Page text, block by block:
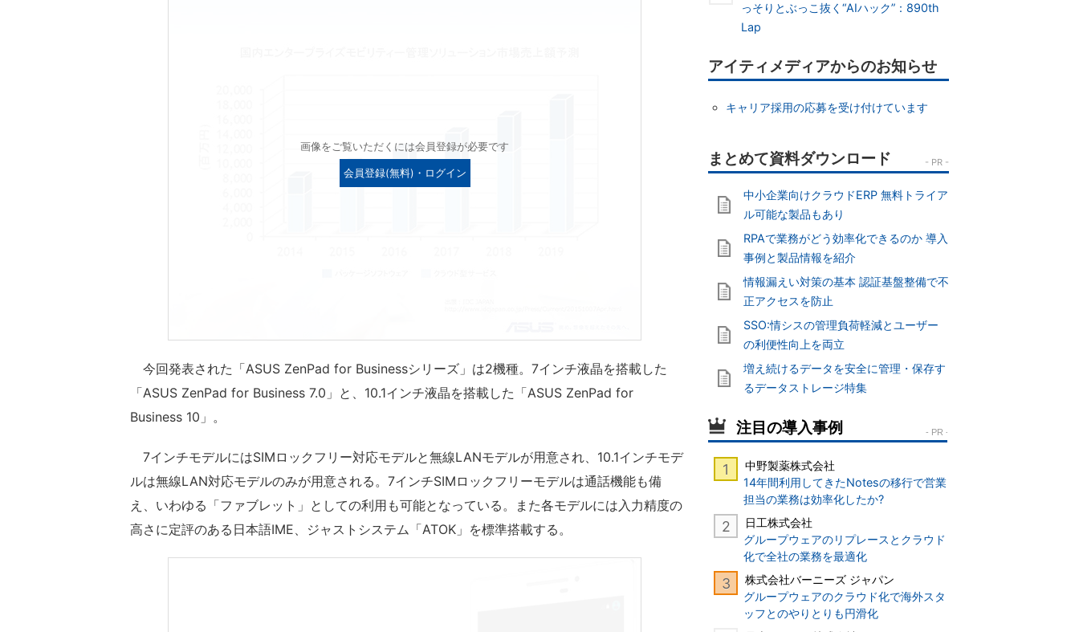
画像をご覧いただくには会員登録が必要です
会員登録(無料)・ログイン
今回発表された「ASUS ZenPad for Businessシリーズ」は2機種。7インチ液晶を搭載した
「ASUS ZenPad for Business 7.0」と、10.1インチ液晶を搭載した「ASUS ZenPad for
Business 10」。
7インチモデルにはSIMロックフリー対応モデルと無線LANモデルが用意され、10.1インチモデ
ルは無線LAN対応モデルのみが用意される。7インチSIMロックフリーモデルは通話機能も備
え、いわゆる「ファブレット」としての利用も可能となっている。また各モデルには入力精度の
高さに定評のある日本語IME、ジャストシステム「ATOK」を標準搭載する。
っそりとぶっこ抜く“AIハック”：890th
Lap
アイティメディアからのお知らせ
キャリア採用の応募を受け付けています
中小企業向けクラウドERP 無料トライア
ル可能な製品もあり
RPAで業務がどう効率化できるのか 導入
事例と製品情報を紹介
情報漏えい対策の基本 認証基盤整備で不
正アクセスを防止
SSO:情シスの管理負荷軽減とユーザー
の利便性向上を両立
増え続けるデータを安全に管理・保存す
るデータストレージ特集